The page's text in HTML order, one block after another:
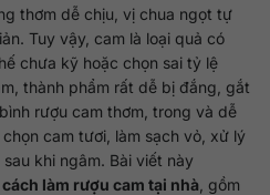
thơm dễ chịu, vị chua ngọt tự
Tuy vậy, cam là loại quả có
chưa kỹ hoặc chọn sai tỷ lệ
thành phẩm rất dễ bị đắng, gắt
rượu cam thơm, trong và dễ
cam tươi, làm sạch vỏ, xử lý
khi ngâm. Bài viết này
làm rượu cam tại nhà , gồm